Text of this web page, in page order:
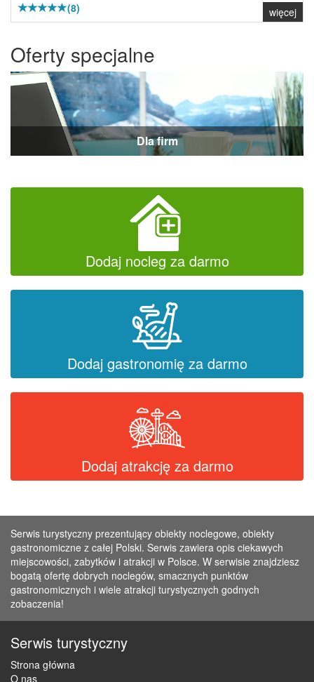
(8)
więcej
Oferty specjalne
Dla firm
Dodaj nocleg za darmo
Dodaj gastronomię za darmo
Dodaj atrakcję za darmo
Serwis turystyczny prezentujący obiekty noclegowe, obiekty
gastronomiczne z całej Polski. Serwis zawiera opis ciekawych
miejscowości, zabytków i atrakcji w Polsce. W serwisie znajdziesz
bogatą ofertę dobrych noclegów, smacznych punktów
gastronomicznych i wiele atrakcji turystycznych godnych
zobaczenia!
Serwis turystyczny
Strona główna
O nas